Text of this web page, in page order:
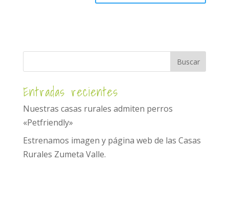
Entradas recientes
Nuestras casas rurales admiten perros
«Petfriendly»
Estrenamos imagen y página web de las Casas
Rurales Zumeta Valle.